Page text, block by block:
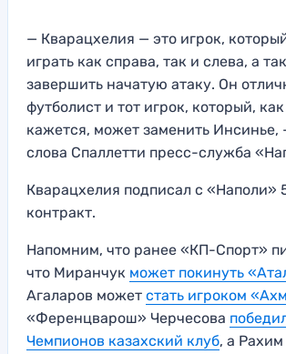
— Кварацхелия — это игрок,
играть как справа, так и слева, а
завершить начатую атаку. Он
футболист и тот игрок, который,
кажется, может заменить Инсинье,
слова Спаллетти пресс-служба
Кварацхелия подписал с «Наполи»
контракт.
Напомним, что ранее «КП-Спорт»
что Миранчук может покинуть
Агаларов может стать игроком
«Ференцварош» Черчесова
Чемпионов казахский клуб, а Рахим